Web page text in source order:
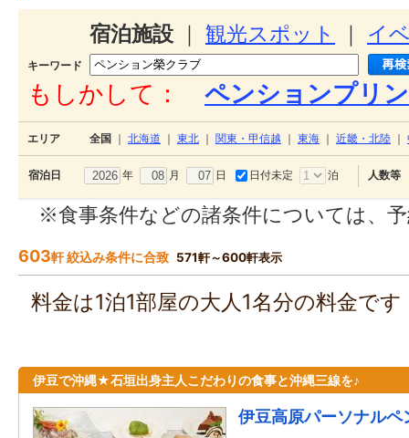
宿泊施設 観光スポット イ
キーワード
もしかして： ペンションプリ
エリア 全国 北海道 東北 関東・甲信越 東海 近畿・北陸
宿泊日 年 月 日 日付未定 泊 人数等
※食事条件などの諸条件については、
603軒 絞込み条件に合致 571軒～600軒表示
料金は1泊1部屋の大人1名分の料金で
伊豆で沖縄★石垣出身主人こだわりの食事と沖縄三線を♪
伊豆高原パーソナルペ